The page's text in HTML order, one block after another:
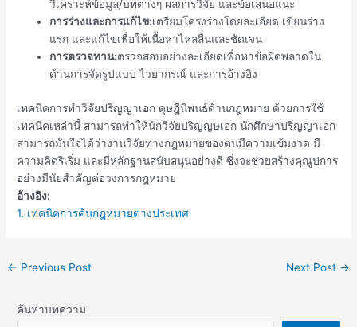
วิเคราะห์ข้อมูล/บทต่างๆ ผลการวิจัย และข้อเสนอแนะ
การร่างและการแก้ไข:เตรียมโครงร่างโดยละเอียด เขียนร่าง
แรก และแก้ไขเพื่อให้เนื้อหาไหลลื่นและชัดเจน
การตรวจทาน:ตรวจสอบอย่างละเอียดเพื่อหาข้อผิดพลาดใน
ด้านการจัดรูปแบบ ไวยากรณ์ และการอ้างอิง
เทคนิคการทำวิจัยปริญญาเอก ดุษฎีนิพนธ์ด้านกฎหมาย ด้วยการใช้
เทคนิคเหล่านี้ สามารถทำให้นักวิจัยปริญญษเอก นักศึกษาปริญญาเอก
สามารถมั่นใจได้ว่างานวิจัยทางกฎหมายของตนมีความเข้มงวด มี
ความคิดริเริ่ม และมีหลักฐานสนับสนุนอย่างดี ซึ่งจะช่วยสร้างคุณูปการ
อย่างมีนัยสำคัญต่อวงการกฎหมาย
อ้างอิง:
1. เทคนิคการค้นกฎหมายต่างประเทศ
← Previous Post Next Post →
ค้นหาบทความ